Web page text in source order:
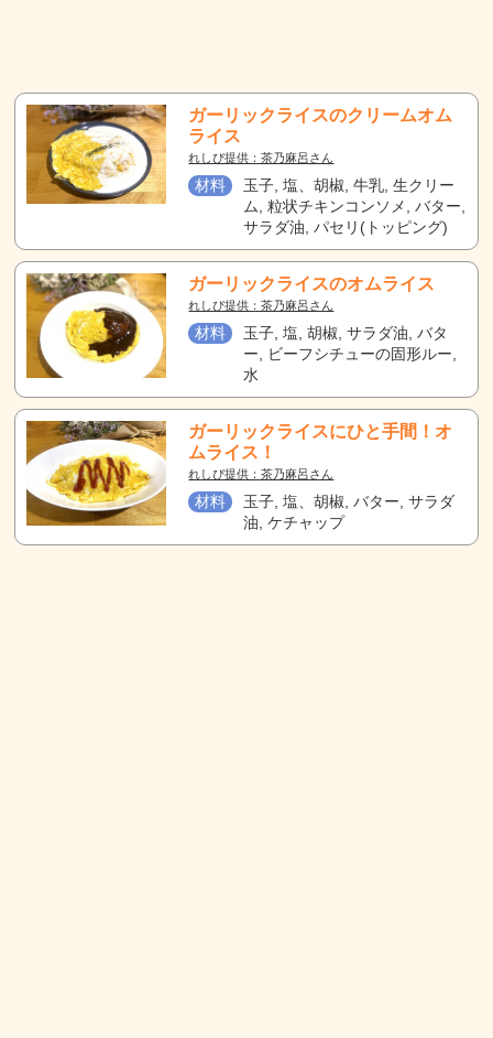
ガーリックライスのクリームオム
ライス
れしぴ提供：茶乃麻呂さん
材料
玉子, 塩、胡椒, 牛乳, 生クリー
ム, 粒状チキンコンソメ, バター,
サラダ油, パセリ(トッピング)
ガーリックライスのオムライス
れしぴ提供：茶乃麻呂さん
材料
玉子, 塩, 胡椒, サラダ油, バタ
ー, ビーフシチューの固形ルー,
水
ガーリックライスにひと手間！オ
ムライス！
れしぴ提供：茶乃麻呂さん
材料
玉子, 塩、胡椒, バター, サラダ
油, ケチャップ